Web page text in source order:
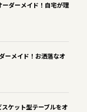
ダーメイド！自宅が理
ーメイド！お洒落なオ
ケット型テーブルをオ